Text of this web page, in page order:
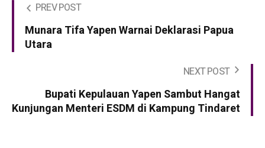
PREV POST
Munara Tifa Yapen Warnai Deklarasi Papua
Utara
NEXT POST
Bupati Kepulauan Yapen Sambut Hangat
Kunjungan Menteri ESDM di Kampung Tindaret